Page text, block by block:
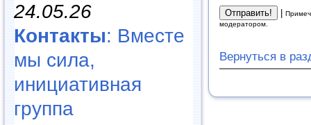
24.05.26
Контакты: Вместе
мы сила,
инициативная
группа
модератором.
Вернуться в